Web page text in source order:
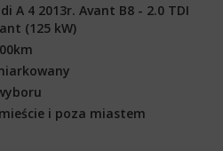
A 4 2013r. Avant B8 - 2.0 TDI
(125 kW)
i poza miastem